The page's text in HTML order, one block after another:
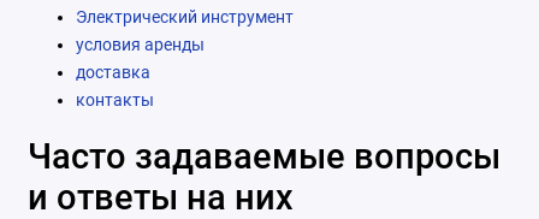
Электрический инструмент
условия аренды
доставка
контакты
Часто задаваемые вопросы
и ответы на них